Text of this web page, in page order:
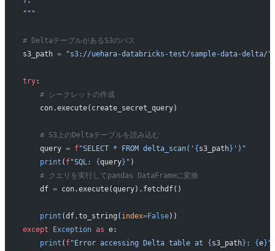
"""
# DeltaテーブルがあるS3のパス
s3_path = "s3://uehara-databricks-test/sample-data-delta/"
try:
    # シークレットの作成
    con.execute(create_secret_query)
    # S3上のDeltaテーブルを読み込む
    query
= f"SELECT * FROM delta_scan(' {s3_path} ')"
    print
( f"SQL: {query} " )
    # クエリを実行してpandas DataFrameに変換
    df
= con.execute(query).fetchdf()
    print
(df.to_string( index=False))
except Exception as e:
    print
( f"Error accessing Delta table at {s3_path} : {e} "